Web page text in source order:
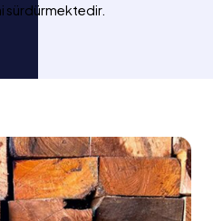
sürdürmektedir.